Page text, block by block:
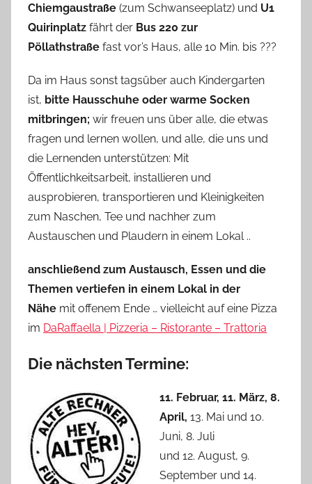
Chiemgaustraße (zum Schwanseeplatz) und U1
Quirinplatz fährt der Bus 220 zur
Pöllathstraße fast vor’s Haus, alle 10 Min. bis ???
Da im Haus sonst tagsüber auch Kindergarten
ist, bitte Hausschuhe oder warme Socken
mitbringen; wir freuen uns über alle, die etwas
fragen und lernen wollen, und alle, die uns und
die Lernenden unterstützen: Mit
Öffentlichkeitsarbeit, installieren und
ausprobieren, transportieren und Kleinigkeiten
zum Naschen, Tee und nachher zum
Austauschen und Plaudern in einem Lokal ..
anschließend zum Austausch, Essen und die
Themen vertiefen in einem Lokal in der
Nähe mit offenem Ende … vielleicht auf eine Pizza
im DaRaffaella | Pizzeria – Ristorante – Trattoria
Die nächsten Termine:
11. Februar, 11. März, 8.
April, 13. Mai und 10.
Juni, 8. Juli
und 12. August, 9.
September und 14.